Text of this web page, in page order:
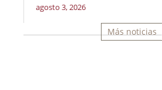
agosto 3, 2026
Más noticias